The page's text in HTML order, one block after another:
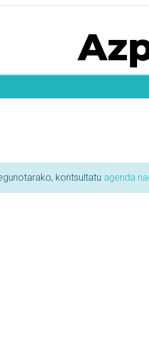
kontsultatu agenda